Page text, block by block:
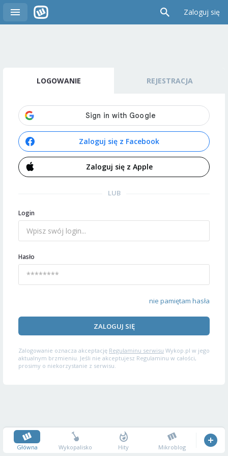
Zaloguj się
LOGOWANIE REJESTRACJA
Zaloguj się z Facebook
Zaloguj się z Apple
LUB
Login
Hasło
nie pamiętam hasła
ZALOGUJ SIĘ
Zalogowanie oznacza akceptację Regulaminu serwisu Wykop.pl w jego
aktualnym brzmieniu. Jeśli nie akceptujesz Regulaminu w całości,
prosimy o niekorzystanie z serwisu.
Główna Wykopalisko Hity Mikroblog